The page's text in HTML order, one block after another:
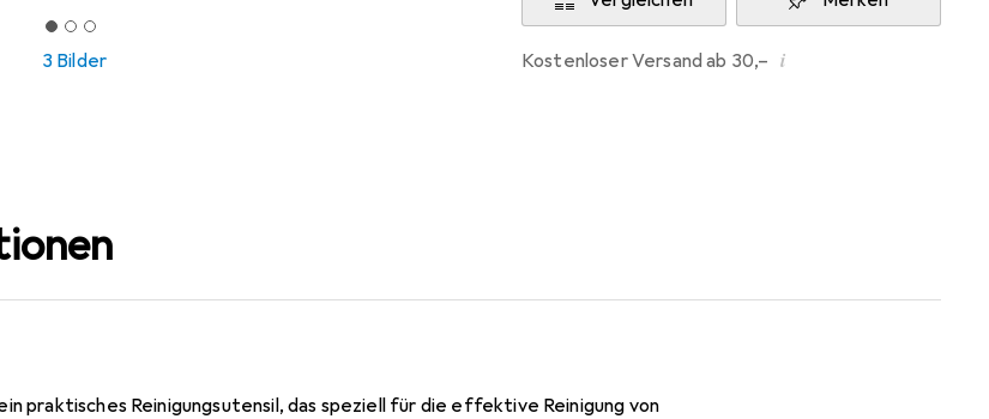
3 Bilder Kostenloser Versand ab 30,– i
praktisches Reinigungsutensil, das speziell für die effektive Reinigung von